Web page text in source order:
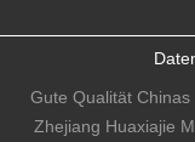
Gute Qualität
Zhejiang Huaxiajie